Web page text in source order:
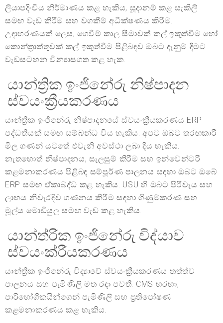
ලියාපදිංචිය නිර්මාණය කළ හැකිය, සූදානම් කළ සැකිලි
සමඟ වැඩ කිරීම සහ වගකීම් අධීක්ෂණය කිරීම.
උදාහරණයක් ලෙස, ගෙවීම් කාල සීමාවක් කල් ඉකුත්වීම හෝ
කොන්ත්‍රාත්තුවක් කල් ඉකුත්වීම පිළිබඳව ඔබට දැනුම් දීමට
වැඩසටහන වින්‍යාසගත කළ හැක.
යාන්ත්‍රික ඉංජිනේරු නිෂ්පාදන
ස්වයංක්‍රීයකරණය
යාන්ත්‍රික ඉංජිනේරු නිෂ්පාදනයේ ස්වයංක්‍රීයකරණය ERP
පද්ධතියක් සමඟ සම්බන්ධ විය හැකිය. අපට ඔබට තරඟකාරී
මිල ගණන් යටතේ එවැනි අවස්ථා ලබා දිය හැකිය.
නැතහොත් නිෂ්පාදනය, සැලසුම් කිරීම සහ ඉන්වෙන්ටරි
කළමනාකරණය පිළිබඳ සම්පූර්ණ පාලනය සඳහා ඔබට ඔබේ
ERP සමඟ ඒකාබද්ධ කළ හැකිය. USU හි ඔබට පිරිවැය සහ
ලාභය නිවැරදිව ගණනය කිරීම සඳහා ගිණුම්කරණ සහ
මූල්ය මොඩියුල සමඟ වැඩ කළ හැකිය.
යාන්ත්රික ඉංජිනේරු විද්යාව
ස්වයංක්රීයකරණය
යාන්ත්‍රික ඉංජිනේරු විද්‍යාවේ ස්වයංක්‍රීයකරණය තත්ත්ව
පාලනය සහ පැමිණිලි මත රඳා පවතී. CMS හරහා,
පාරිභෝගිකයින්ගෙන් පැමිණිලි සහ ප්‍රතිපෝෂණ
කළමනාකරණය කළ හැකිය.